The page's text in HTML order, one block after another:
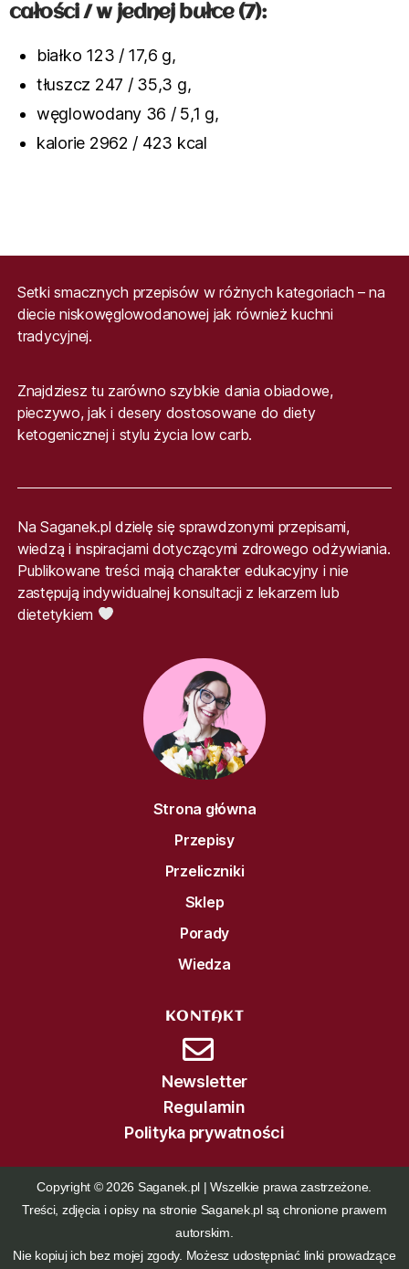
całości / w jednej bułce (7):
białko 123 / 17,6 g,
tłuszcz 247 / 35,3 g,
węglowodany 36 / 5,1 g,
kalorie 2962 / 423 kcal
Setki smacznych przepisów w różnych kategoriach – na
diecie niskowęglowodanowej jak również kuchni
tradycyjnej.
Znajdziesz tu zarówno szybkie dania obiadowe,
pieczywo, jak i desery dostosowane do diety
ketogenicznej i stylu życia low carb.
Na Saganek.pl dzielę się sprawdzonymi przepisami,
wiedzą i inspiracjami dotyczącymi zdrowego odżywiania.
Publikowane treści mają charakter edukacyjny i nie
zastępują indywidualnej konsultacji z lekarzem lub
dietetykiem
Strona główna
Przepisy
Przeliczniki
Sklep
Porady
Wiedza
KONTAKT
Newsletter
Regulamin
Polityka prywatności
Copyright © 2026 Saganek.pl | Wszelkie prawa zastrzeżone.
Treści, zdjęcia i opisy na stronie Saganek.pl są chronione prawem
autorskim.
Nie kopiuj ich bez mojej zgody. Możesz udostępniać linki prowadzące